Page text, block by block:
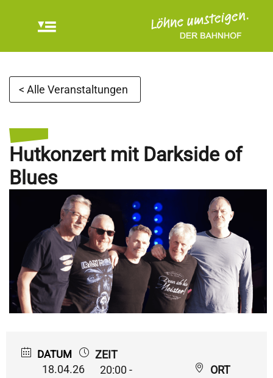
< Alle Veranstaltungen
Hutkonzert mit Darkside of
Blues
DATUM
18.04.26
ZEIT
20:00 -
ORT